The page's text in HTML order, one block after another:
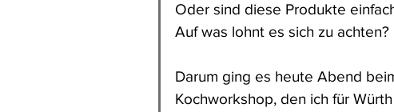
Oder sind diese Produkte
Auf was lohnt es sich zu achten?
Darum ging es heute Abend
Kochworkshop, den ich für